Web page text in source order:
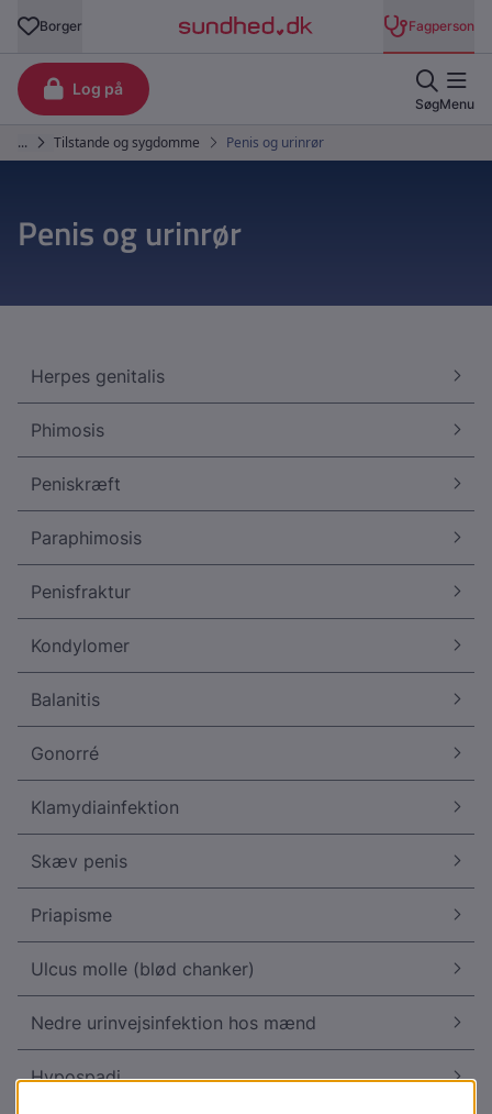
Penis og urinrør
Herpes genitalis
Phimosis
Peniskræft
Paraphimosis
Penisfraktur
Kondylomer
Balanitis
Gonorré
Klamydiainfektion
Skæv penis
Priapisme
Ulcus molle (blød chanker)
Nedre urinvejsinfektion hos mænd
Hypospadi